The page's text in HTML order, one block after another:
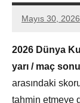
Mayıs 30, 2026
2026 Dünya
yarı / maç
arasındaki
tahmin etmeye